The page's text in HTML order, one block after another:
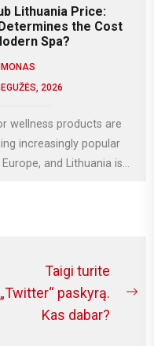
Lithuania Price:
the Cost
Spa?
2026
wellness products are
increasingly popular
and Lithuania is
Taigi turite
„Twitter“ paskyrą.
Kas dabar?